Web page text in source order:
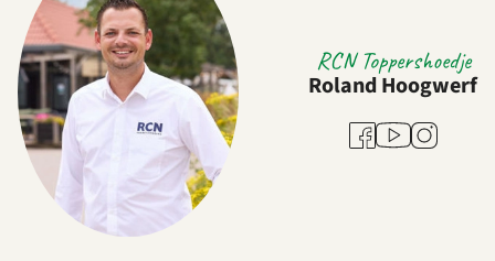
RCN Toppershoedje
Roland Hoogwerf
Facebook
YoutubeInstagram